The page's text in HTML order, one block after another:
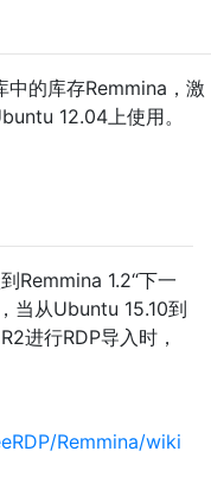
中的库存Remmina，激
12.04上使用。
Remmina 1.2“下一
当从Ubuntu 15.10到
进行RDP导入时，
Remmina/wiki